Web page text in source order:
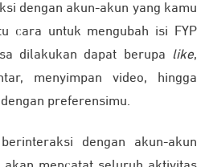
dengan akun-akun yang kamu
cara untuk mengubah isi FYP
dilakukan dapat berupa like,
menyimpan video, hingga
preferensimu.
dengan akun-akun